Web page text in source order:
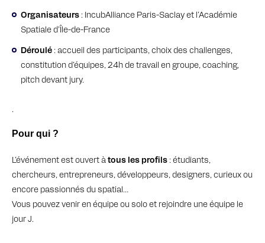
Organisateurs : IncubAlliance Paris-Saclay et l’Académie
Spatiale d’Île-de-France
Déroulé : accueil des participants, choix des challenges,
constitution d’équipes, 24h de travail en groupe, coaching,
pitch devant jury.
.
Pour qui ?
L’événement est ouvert à tous les profils : étudiants,
chercheurs, entrepreneurs, développeurs, designers, curieux ou
encore passionnés du spatial…
Vous pouvez venir en équipe ou solo et rejoindre une équipe le
jour J.